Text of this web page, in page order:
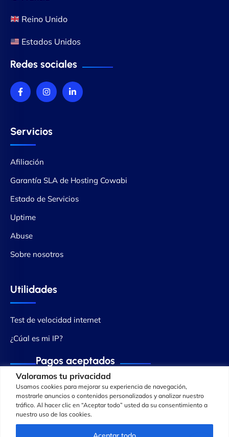
Valoramos tu privacidad
Usamos cookies para mejorar su experiencia de navegación,
mostrarle anuncios o contenidos personalizados y analizar nuestro
tráfico. Al hacer clic en “Aceptar todo” usted da su consentimiento a
nuestro uso de las cookies.
Reino Unido
Estados Unidos
Redes sociales
Servicios
Afiliación
Garantía SLA de Hosting Cowabi
Estado de Servicios
Uptime
Abuse
Sobre nosotros
Utilidades
Test de velocidad internet
¿Cúal es mi IP?
Pagos aceptados